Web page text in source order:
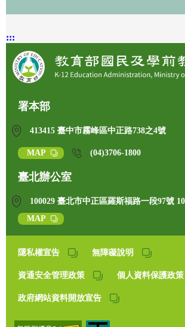
:::
署本部
413415 臺中市霧峰區中正路738之4號
MAP (04)3706-1800
臺北辦公室
100029 臺北市中正區羅斯福路一段97號
MAP
隱私權宣告 無障礙說明
資通安全管理政策 個人資料保護政策
政府網站資料開放宣告